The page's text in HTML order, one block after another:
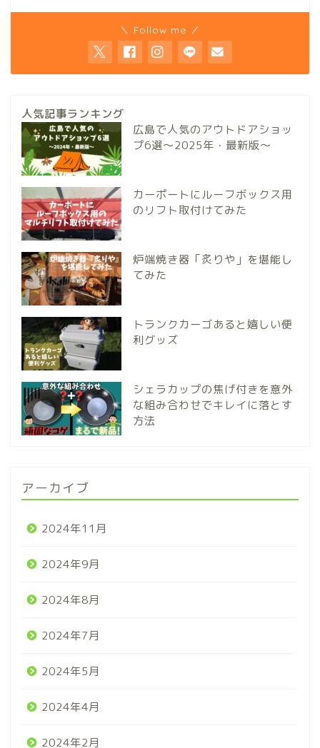
＼ Follow me ／
人気記事ランキング
広島で人気のアウトドアショッ
プ6選～2025年・最新版～
カーポートにルーフボックス用
のリフト取付けてみた
炉端焼き器「炙りや」を堪能し
てみた
トランクカーゴあると嬉しい便
利グッズ
シェラカップの焦げ付きを意外
な組み合わせでキレイに落とす
方法
アーカイブ
2024年11月
2024年9月
2024年8月
2024年7月
2024年5月
2024年4月
2024年2月